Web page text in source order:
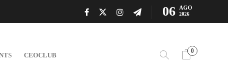
06 AGO
2026
CEOCLUB
0